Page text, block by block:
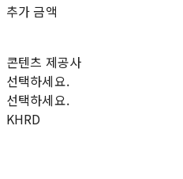
추가 금액
콘텐츠 제공사
선택하세요.
선택하세요.
KHRD